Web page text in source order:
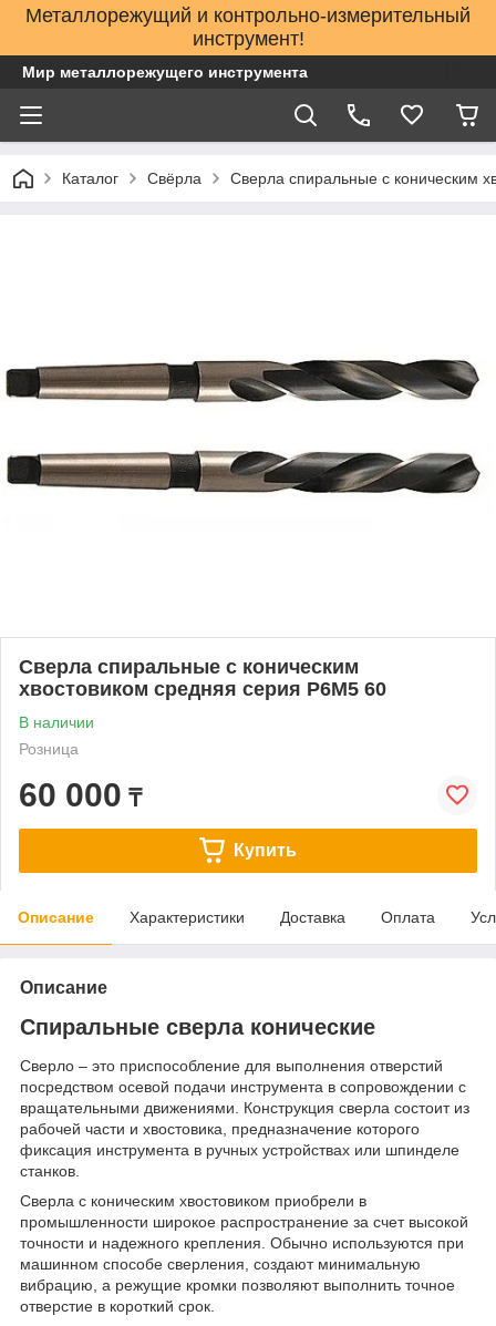
Металлорежущий и контрольно-измерительный
инструмент!
Мир металлорежущего инструмента
Каталог Свёрла Сверла спиральные с коническим
Сверла спиральные с коническим
хвостовиком средняя серия Р6М5 60
В наличии
Розница
60 000 ₸
Купить
Описание Характеристики Доставка Оплата
Описание
Спиральные сверла конические
Сверло – это приспособление для выполнения отверстий
посредством осевой подачи инструмента в сопровождении с
вращательными движениями. Конструкция сверла состоит из
рабочей части и хвостовика, предназначение которого
фиксация инструмента в ручных устройствах или шпинделе
станков.
Сверла с коническим хвостовиком приобрели в
промышленности широкое распространение за счет высокой
точности и надежного крепления. Обычно используются при
машинном способе сверления, создают минимальную
вибрацию, а режущие кромки позволяют выполнить точное
отверстие в короткий срок.